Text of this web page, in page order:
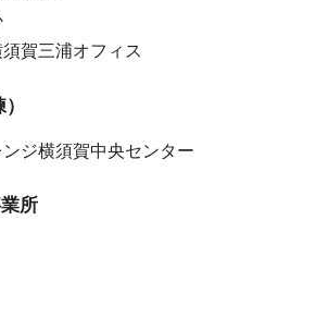
賀三浦オフィス
ジ横須賀中央センター
所